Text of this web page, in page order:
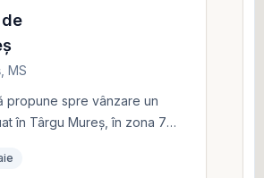
MS
propune spre vânzare un
în Târgu Mureș, în zona 7
termică proprie, geamuri